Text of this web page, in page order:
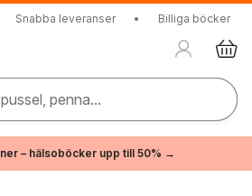
Snabba leveranser • Billiga böcker
penna...
– hälsoböcker upp till 50% →